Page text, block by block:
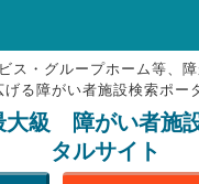
HOME
♥お気にりブックマーク
掲載会員MENU
ス・グループホーム等、
げる障がい者施設検索ポー
大級 障がい者施
タルサイト